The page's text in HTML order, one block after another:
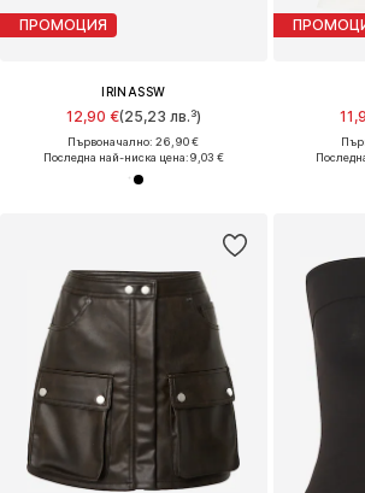
ПРОМОЦИЯ
IRINASSW
12,90 €(25,23 лв.³)
Първоначално: 26,90 €
Последна най-ниска цена:9,03 €